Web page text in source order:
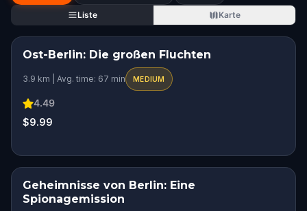
Liste
Karte
Ost-Berlin: Die großen Fluchten
3.9 km | Avg. time: 67 min MEDIUM
4.49
$9.99
Geheimnisse von Berlin: Eine
Spionagemission